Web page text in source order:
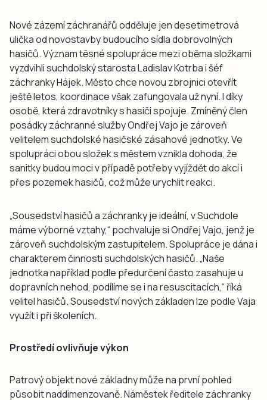
Nové zázemí záchranářů odděluje jen desetimetrová
ulička od novostavby budoucího sídla dobrovolných
hasičů. Význam těsné spolupráce mezi oběma složkami
vyzdvihli suchdolský starosta Ladislav Kotrba i šéf
záchranky Hájek. Město chce novou zbrojnici otevřít
ještě letos, koordinace však zafungovala už nyní. I díky
osobě, která zdravotníky s hasiči spojuje. Zmíněný člen
posádky záchranné služby Ondřej Vajo je zároveň
velitelem suchdolské hasičské zásahové jednotky. Ve
spolupráci obou složek s městem vznikla dohoda, že
sanitky budou moci v případě potřeby vyjíždět do akcí i
přes pozemek hasičů, což může urychlit reakci.
„Sousedství hasičů a záchranky je ideální, v Suchdole
máme výborné vztahy,“ pochvaluje si Ondřej Vajo, jenž je
zároveň suchdolským zastupitelem. Spolupráce je dána i
charakterem činnosti suchdolských hasičů. „Naše
jednotka například podle předurčení často zasahuje u
dopravních nehod, podílíme se i na resuscitacích,“ říká
velitel hasičů. Sousedství nových základen lze podle Vaja
využít i při školeních.
Prostředí ovlivňuje výkon
Patrový objekt nové základny může na první pohled
působit naddimenzovaně. Náměstek ředitele záchranky